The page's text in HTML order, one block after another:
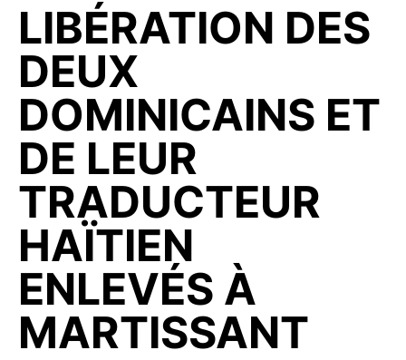
LIBÉRATION DES
DEUX
DOMINICAINS ET
DE LEUR
TRADUCTEUR
HAÏTIEN
ENLEVÉS À
MARTISSANT